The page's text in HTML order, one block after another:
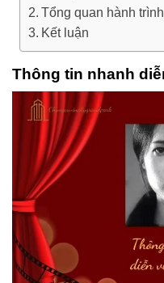
Tổng quan hành
Kết luận
Thông tin nhanh